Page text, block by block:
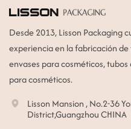
Desde 2013, Lisson Packaging
experiencia en la fabricación
envases para cosméticos, tubos
para cosméticos.
Lisson Mansion , No.2-36
District,Guangzhou CHINA